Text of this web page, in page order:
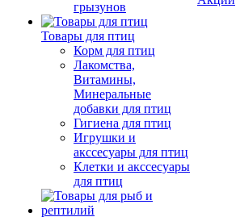
грызунов
Товары для птиц
Корм для птиц
Лакомства,
Витамины,
Минеральные
добавки для птиц
Гигиена для птиц
Игрушки и
акссесуары для птиц
Клетки и акссесуары
для птиц